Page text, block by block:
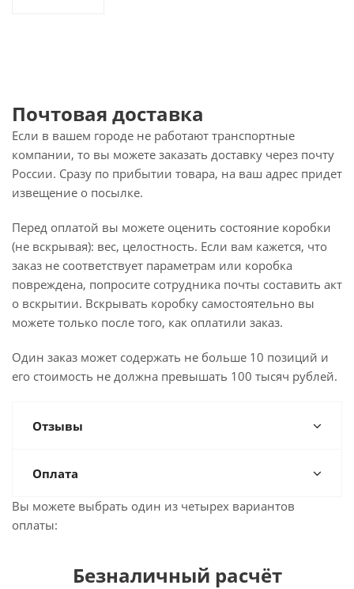
Почтовая доставка
Если в вашем городе не работают транспортные
компании, то вы можете заказать доставку через почту
России. Сразу по прибытии товара, на ваш адрес придет
извещение о посылке.
Перед оплатой вы можете оценить состояние коробки
(не вскрывая): вес, целостность. Если вам кажется, что
заказ не соответствует параметрам или коробка
повреждена, попросите сотрудника почты составить акт
о вскрытии. Вскрывать коробку самостоятельно вы
можете только после того, как оплатили заказ.
Один заказ может содержать не больше 10 позиций и
его стоимость не должна превышать 100 тысяч рублей.
Отзывы
Оплата
Вы можете выбрать один из четырех вариантов
оплаты:
Безналичный расчёт